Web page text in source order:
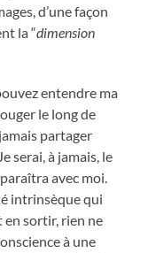
d’une façon
la “dimension
entendre ma
le long de
partager
serai, à jamais, le
avec moi.
intrinsèque qui
sortir, rien ne
à une